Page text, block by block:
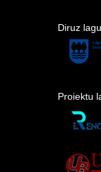
Diruz
Proiektu